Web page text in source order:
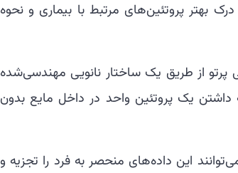
بهتر پروتئین‌های مرتبط با بیماری و نحوه
پرتو از طریق یک ساختار نانویی مهندسی‌شده
داشتن یک پروتئین واحد در داخل مایع بدون
این داده‌های منحصر به فرد را تجزیه و